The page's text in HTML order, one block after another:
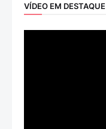
VÍDEO EM DESTAQUE